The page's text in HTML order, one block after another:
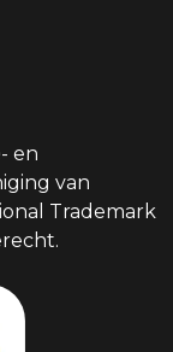
en
van
Trademark